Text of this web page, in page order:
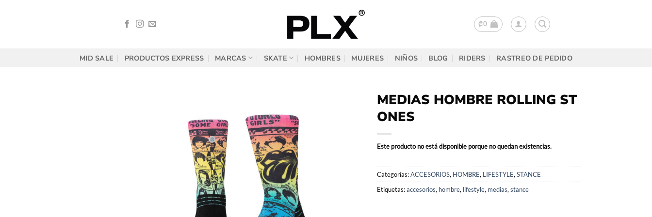
₡0
MID SALE PRODUCTOS EXPRESS MARCAS SKATE HOMBRES MUJERES NIÑOS BLOG RIDERS RASTREO DE PEDIDO
MEDIAS HOMBRE ROLLING ST
ONES
Este producto no está disponible porque no quedan existencias.
Categorías:ACCESORIOS, HOMBRE, LIFESTYLE, STANCE
Etiquetas:accesorios, hombre, lifestyle, medias, stance